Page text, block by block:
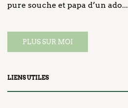
pure souche et papa d’un ado...
PLUS SUR MOI
LIENS UTILES